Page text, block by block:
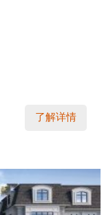
了解详情